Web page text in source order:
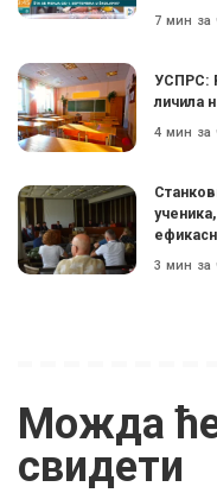
7 мин за
УСПРС:
личила
4 мин за
3 мин за
Можда
свидети